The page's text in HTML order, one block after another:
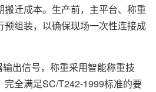
搬迁成本。生产前，主平台、称重
预组装，以确保现场一次性连接成
出信号，称重采用智能称重技
完全满足SC/T242-1999标准的要